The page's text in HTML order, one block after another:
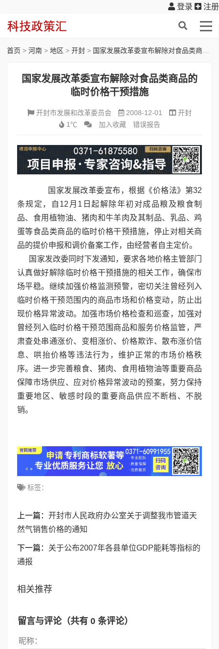
登录 注册
首页 > 河南 > 地区 > 开封 > 国家发展改革委宣布解除对食品类商品的临时价格干预措施
国家发展改革委宣布解除对食品类商品的
临时价格干预措施
开封市发展和改革委员会 2008-12-01
开封
1℃
加入收藏 错误报告
国家发展改革委宣布，根据《价格法》第32
条规定，自12月1日起解除年初对成品粮及粮食制
品、食用植物油、猪肉和牛羊肉及其制品、乳品、鸡
蛋等食品类商品的临时价格干预措施，停止对相关商
品的提价申报和调价备案工作，由经营者自主定价。
国家发改委同时下发通知，要求各地价格主管部门
认真做好解除临时价格干预措施的相关工作，确保市
场平稳。继续加强价格监测预警，密切关注曾经列入
临时价格干预范围内的商品市场和价格变动，防止出
现价格异常波动。加强市场价格检查和巡查，加强对
曾经列入临时价格干预范围商品和服务价格监管，严
肃查处串通涨价、变相涨价、价格欺诈、散布涨价信
息、哄抬价格等违法行为，维护正常的市场价格秩
序。进一步完善粮食、猪肉、食用植物油等重要商品
保障市场供应、应对价格异常波动的预案，努力保持
重要地区、敏感时段的重要商品供应不断档、不脱
销。
标签：
上一篇： 开封市人民政府办公室关于调整我市管道天
然气销售价格的通知
下一篇： 关于公布2007年各县单位GDP能耗等指标的
通报
相关推荐
留言与评论（共有 0 条评论）
昵称：